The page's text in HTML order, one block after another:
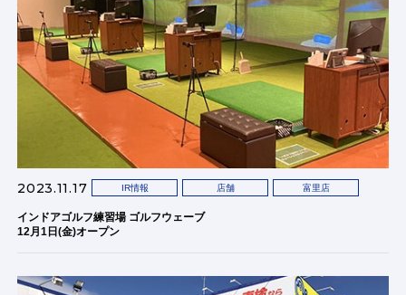
2023.11.17 IR情報 店舗 富里店
インドアゴルフ練習場 ゴルフウェーブ
12月1日(金)オープン